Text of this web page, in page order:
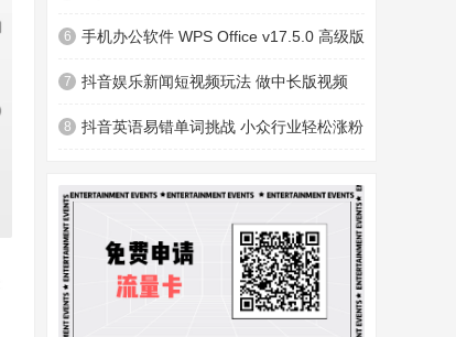
6 手机办公软件 WPS Office v17.5.0 高级版
7 抖音娱乐新闻短视频玩法 做中长版视频
8 抖音英语易错单词挑战 小众行业轻松涨粉